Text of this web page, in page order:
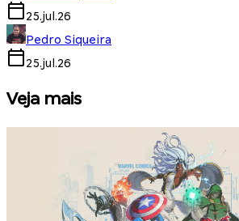
25.jul.26
Pedro Siqueira
25.jul.26
Veja mais